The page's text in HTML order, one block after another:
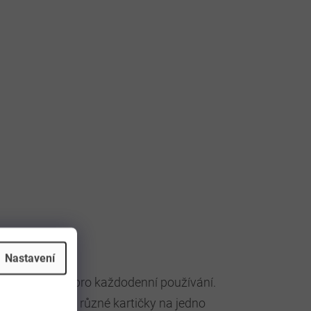
Nastavení
doplňkem pro každodenní používání.
mince i různé kartičky na jedno